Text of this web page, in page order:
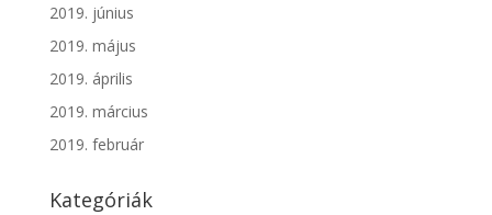
2019. június
2019. május
2019. április
2019. március
2019. február
Kategóriák